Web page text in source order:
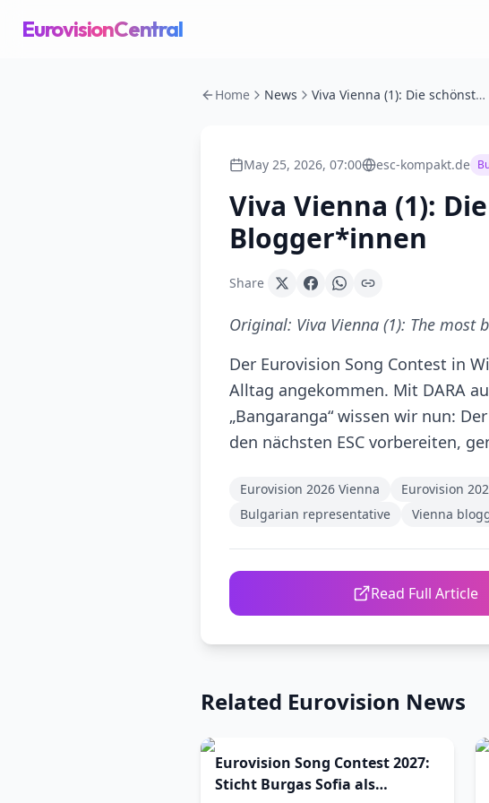
EurovisionCentral
Home News Viva Vienna (1): Die schönsten Wien-Bilder der Blogger*innen
May 25, 2026, 07:00 esc-kompakt.de
Viva Vienna (1):
Blogger*innen
Share
Original: Viva Vienna (1): The
Der Eurovision Song Contest in
Alltag angekommen. Mit DARA
„Bangaranga“ wissen wir nun:
den nächsten ESC vorbereiten,
Eurovision 2026 Vienna Eurovision
Bulgarian representative
Vienna
Read Full Article
Related Eurovision News
Eurovision Song Contest 2027:
Sticht Burgas Sofia als